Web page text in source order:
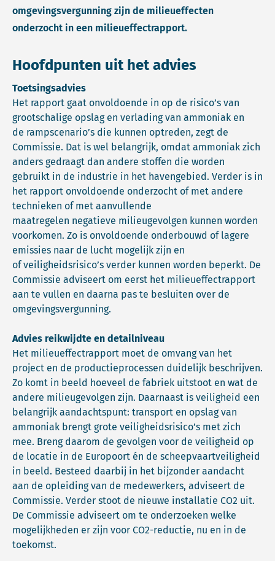
omgevingsvergunning zijn de milieueffecten
onderzocht in een milieueffectrapport.
Hoofdpunten uit het advies
Toetsingsadvies
Het rapport gaat onvoldoende in op de risico’s van
grootschalige opslag en verlading van ammoniak en
de rampscenario’s die kunnen optreden, zegt de
Commissie. Dat is wel belangrijk, omdat ammoniak zich
anders gedraagt dan andere stoffen die worden
gebruikt in de industrie in het havengebied. Verder is in
het rapport onvoldoende onderzocht of met andere
technieken of met aanvullende
maatregelen negatieve milieugevolgen kunnen worden
voorkomen. Zo is onvoldoende onderbouwd of lagere
emissies naar de lucht mogelijk zijn en
of veiligheidsrisico’s verder kunnen worden beperkt. De
Commissie adviseert om eerst het milieueffectrapport
aan te vullen en daarna pas te besluiten over de
omgevingsvergunning.
Advies reikwijdte en detailniveau
Het milieueffectrapport moet de omvang van het
project en de productieprocessen duidelijk beschrijven.
Zo komt in beeld hoeveel de fabriek uitstoot en wat de
andere milieugevolgen zijn. Daarnaast is veiligheid een
belangrijk aandachtspunt: transport en opslag van
ammoniak brengt grote veiligheidsrisico’s met zich
mee. Breng daarom de gevolgen voor de veiligheid op
de locatie in de Europoort én de scheepvaartveiligheid
in beeld. Besteed daarbij in het bijzonder aandacht
aan de opleiding van de medewerkers, adviseert de
Commissie. Verder stoot de nieuwe installatie CO2 uit.
De Commissie adviseert om te onderzoeken welke
mogelijkheden er zijn voor CO2-reductie, nu en in de
toekomst.